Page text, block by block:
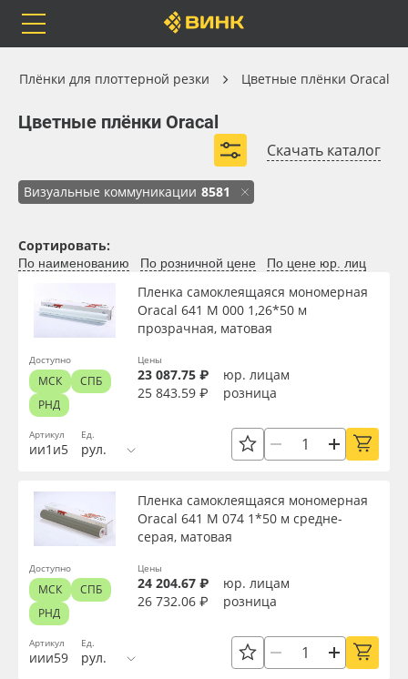
Каталог
Бренды
Доставка
Оплата
Сервис
Компания
Блог
Поставщикам
Весь каталог
Самоклеящиеся плёнки
Листовые материалы
Чернила
Клей, скотчи и крепёж
Мобильные конструкции и POS-материалы
Профильные системы
Светотехника
Инженерные пластики
Плёнки для плоттерной резки Цветные плёнки Oracal
Цветные плёнки Oracal
Скачать каталог
Визуальные коммуникации 8581
Плёнки для плоттерной резки
Цветные плёнки Oracal
ORACAL® 551
ORACAL® 951
ORACAL® 451
ORACAL® 620
ORACAL® 638
Развернуть (7)
Вид
Ширина, м
Длина рулона, м
Толщина, мкм
Сортировать:
По наименованию По розничной цене По цене юр. лиц
Артикул
ии1и5
Пленка самоклеящаяся мономерная
Oracal 641 M 000 1,26*50 м
прозрачная, матовая
Ед.
рул.
Цены
23 087.75 ₽
юр. лицам
25 843.59 ₽
розница
Доступно
МСК
СПБ
РНД
Артикул
иии59
Пленка самоклеящаяся мономерная
Oracal 641 M 074 1*50 м средне-
серая, матовая
Ед.
рул.
Цены
24 204.67 ₽
юр. лицам
26 732.06 ₽
розница
Доступно
МСК
СПБ
РНД